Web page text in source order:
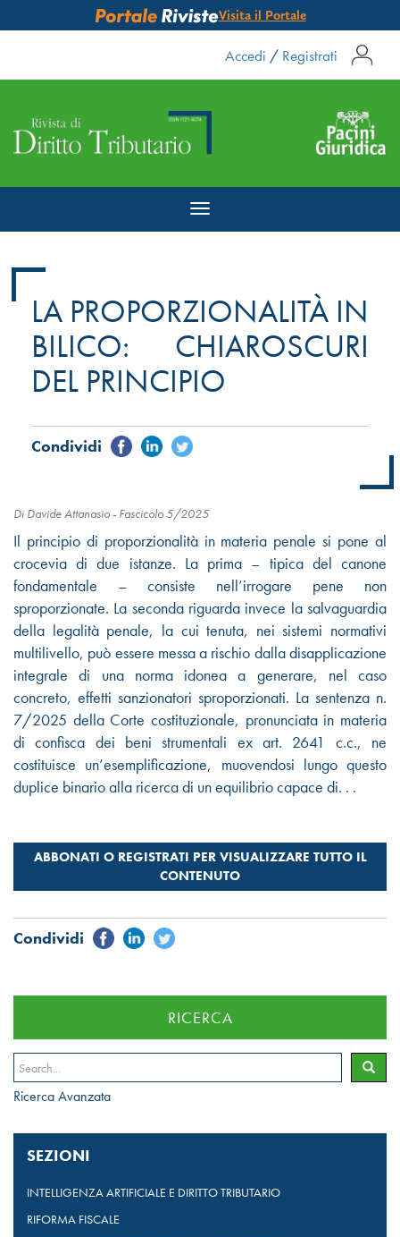
Visita il Portale
Accedi / Registrati
Toggle
navigation
LA PROPORZIONALITÀ IN
BILICO: CHIAROSCURI
DEL PRINCIPIO
Di Davide Attanasio - Fascicolo 5/2025
Il principio di proporzionalità in materia penale si pone al
crocevia di due istanze. La prima – tipica del canone
fondamentale – consiste nell’irrogare pene non
sproporzionate. La seconda riguarda invece la salvaguardia
della legalità penale, la cui tenuta, nei sistemi normativi
multilivello, può essere messa a rischio dalla disapplicazione
integrale di una norma idonea a generare, nel caso
concreto, effetti sanzionatori sproporzionati. La sentenza n.
7/2025 della Corte costituzionale, pronunciata in materia
di confisca dei beni strumentali ex art. 2641 c.c., ne
costituisce un’esemplificazione, muovendosi lungo questo
duplice binario alla ricerca di un equilibrio capace di. . .
RICERCA
Ricerca Avanzata
SEZIONI
INTELLIGENZA ARTIFICIALE E DIRITTO TRIBUTARIO
RIFORMA FISCALE